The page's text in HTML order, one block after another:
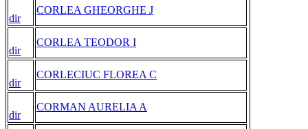
dir
CORLEA GHEORGHE J
dir
CORLEA TEODOR I
dir
CORLECIUC FLOREA C
dir
CORMAN AURELIA A